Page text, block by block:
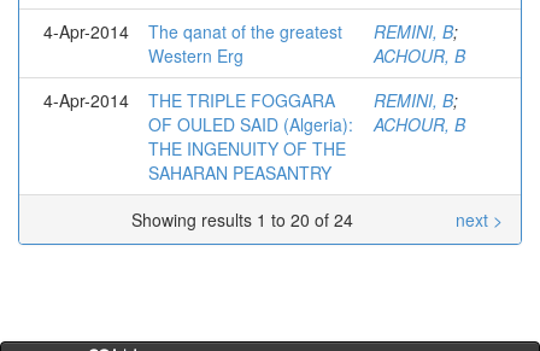
4-Apr-2014
The qanat of the greatest
Western Erg
REMINI, B;
ACHOUR, B
4-Apr-2014
THE TRIPLE FOGGARA
OF OULED SAID (Algeria):
THE INGENUITY OF THE
SAHARAN PEASANTRY
REMINI, B;
ACHOUR, B
Showing results 1 to 20 of 24 next >